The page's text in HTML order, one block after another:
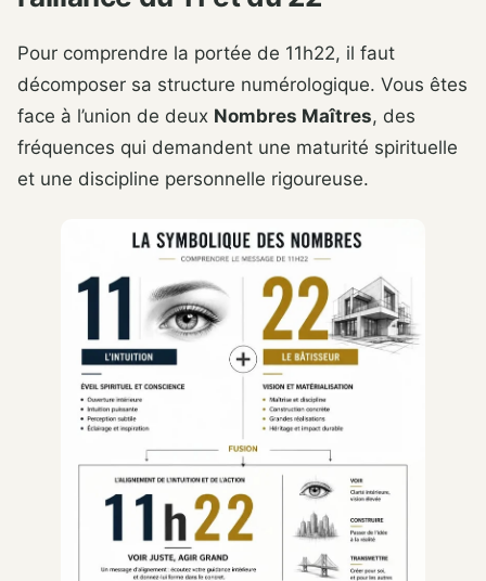
Pour comprendre la portée de 11h22, il faut
décomposer sa structure numérologique. Vous êtes
face à l’union de deux Nombres Maîtres, des
fréquences qui demandent une maturité spirituelle
et une discipline personnelle rigoureuse.